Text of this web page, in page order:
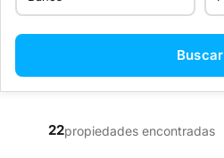
Buscar
22propiedades encontradas